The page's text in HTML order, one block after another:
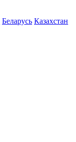
Беларусь Казахстан